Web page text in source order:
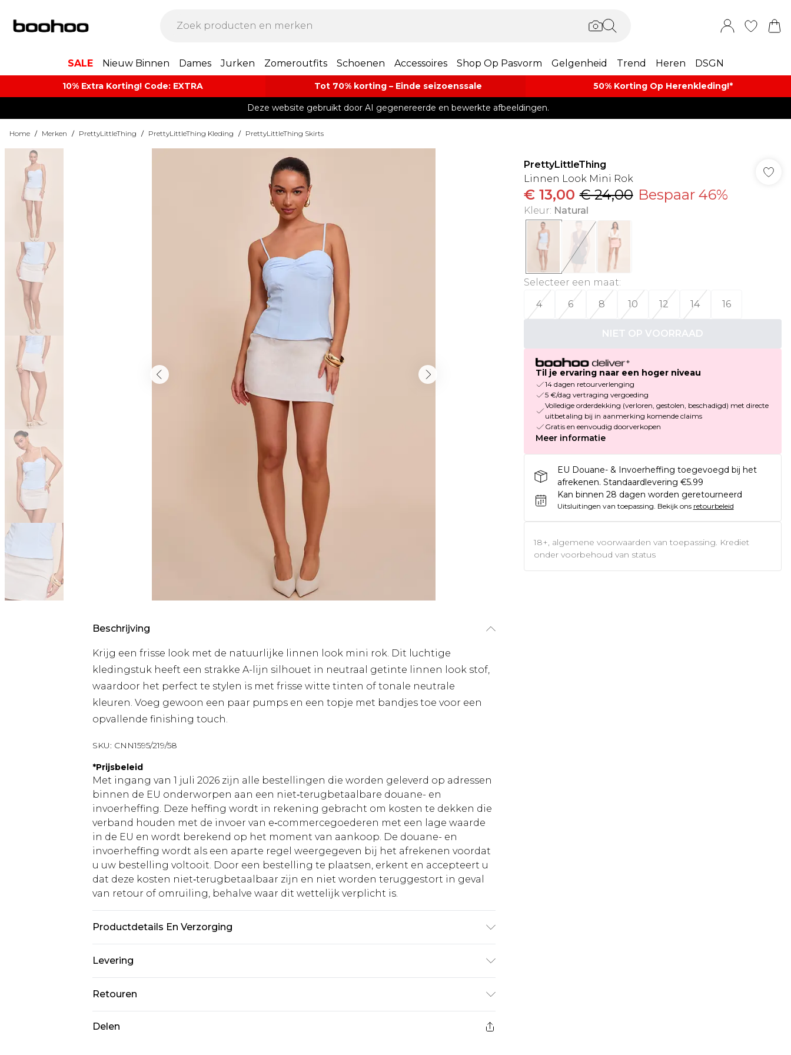
SALE Nieuw Binnen Dames Jurken Zomeroutfits Schoenen Accessoires Shop Op Pasvorm Gelgenheid Trend Heren DSGN
10% Extra Korting! Code: EXTRA​ Tot 70% korting – Einde seizoenssale 50% Korting Op Herenkleding​!*​
Deze website gebruikt door AI gegenereerde en bewerkte afbeeldingen.
Home / Merken / PrettyLittleThing / PrettyLittleThing Kleding / PrettyLittleThing Skirts
Beschrijving
Krijg een frisse look met de natuurlijke linnen look mini rok. Dit luchtige
kledingstuk heeft een strakke A-lijn silhouet in neutraal getinte linnen look stof,
waardoor het perfect te stylen is met frisse witte tinten of tonale neutrale
kleuren. Voeg gewoon een paar pumps en een topje met bandjes toe voor een
opvallende finishing touch.
SKU: CNN1595/219/58
*Prijsbeleid
Met ingang van 1 juli 2026 zijn alle bestellingen die worden geleverd op adressen
binnen de EU onderworpen aan een niet‑terugbetaalbare douane- en
invoerheffing. Deze heffing wordt in rekening gebracht om kosten te dekken die
verband houden met de invoer van e‑commercegoederen met een lage waarde
in de EU en wordt berekend op het moment van aankoop. De douane- en
invoerheffing wordt als een aparte regel weergegeven bij het afrekenen voordat
u uw bestelling voltooit. Door een bestelling te plaatsen, erkent en accepteert u
dat deze kosten niet‑terugbetaalbaar zijn en niet worden teruggestort in geval
van retour of omruiling, behalve waar dit wettelijk verplicht is.
Productdetails En Verzorging
afgeven.
Levering
Standaardlevering Nederland
€5.99
Expressdienst Nederland
€14.99
Retouren
Delen
PrettyLittleThing
Linnen Look Mini Rok
€ 13,00 € 24,00 Bespaar 46%
Kleur: Natural
Selecteer een maat:
4
6 8 10 12 14 16
NIET OP VOORRAAD
Til je ervaring naar een hoger niveau
14 dagen retourverlenging
5 €/dag vertraging vergoeding
Volledige orderdekking (verloren, gestolen, beschadigd) met directe
uitbetaling bij in aanmerking komende claims
Gratis en eenvoudig doorverkopen
Meer informatie
EU Douane- & Invoerheffing toegevoegd bij het
afrekenen. Standaardlevering €5.99
Kan binnen 28 dagen worden geretourneerd
Uitsluitingen van toepassing. Bekijk ons retourbeleid
18+, algemene voorwaarden van toepassing. Krediet
onder voorbehoud van status